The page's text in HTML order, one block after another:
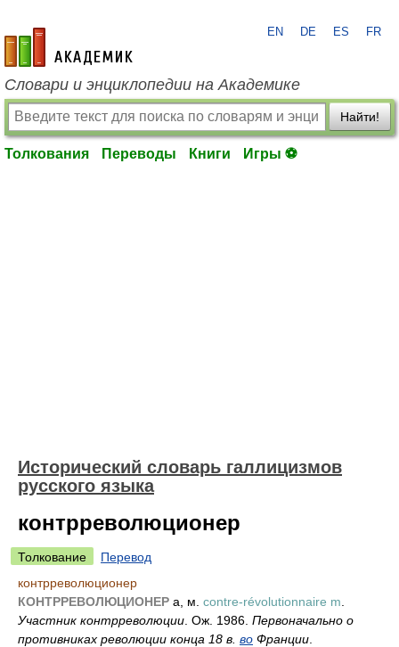
academic.ru
EN DE ES FR
Словари и энциклопедии на Академике
Найти!
Толкования Переводы Книги Игры ⚽
Исторический словарь галлицизмов
русского языка
контрреволюционер
Толкование
Перевод
контрреволюционер
КОНТРРЕВОЛЮЦИОНЕР а, м. contre-révolutionnaire m
Участник контрреволюции . Ож. 1986. Первоначально о
противниках революции конца 18 в. во Франции